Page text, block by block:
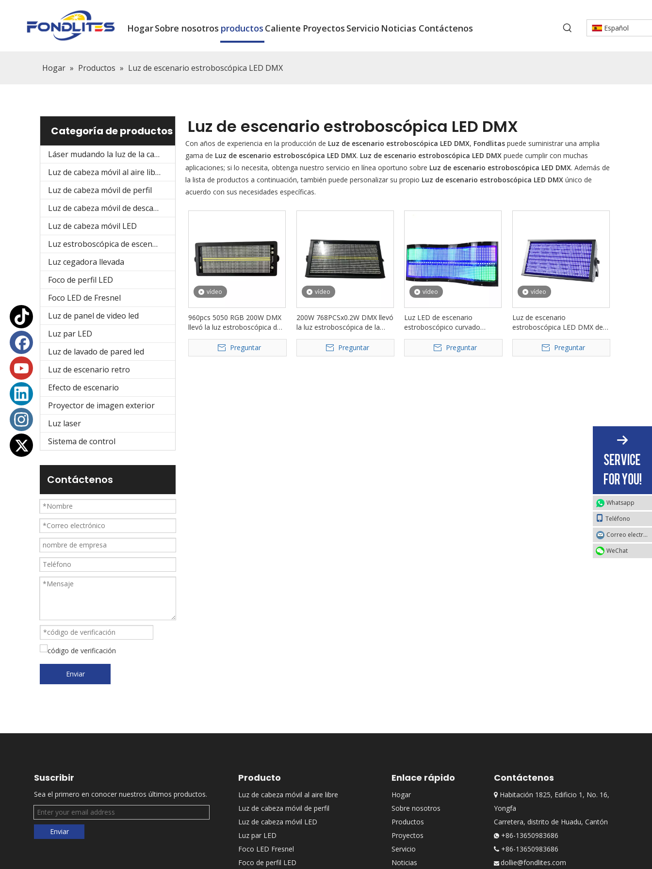
HogarSobre nosotros productos Caliente Proyectos Servicio Noticias Contáctenos Español
Hogar » Productos » Luz de escenario estroboscópica LED DMX
Categoría de productos
Láser mudando la luz de la cabeza
Luz de cabeza móvil al aire libre
Luz de cabeza móvil de perfil
Luz de cabeza móvil de descarga
Luz de cabeza móvil LED
Luz estroboscópica de escenario
Luz cegadora llevada
Foco de perfil LED
Foco LED de Fresnel
Luz de panel de video led
Luz par LED
Luz de lavado de pared led
Luz de escenario retro
Efecto de escenario
Proyector de imagen exterior
Luz laser
Sistema de control
Contáctenos
Enviar
Luz de escenario estroboscópica LED DMX
Con años de experiencia en la producción de Luz de escenario estroboscópica LED DMX, Fondlitas puede suministrar una amplia
gama de Luz de escenario estroboscópica LED DMX. Luz de escenario estroboscópica LED DMX puede cumplir con muchas
aplicaciones; si lo necesita, obtenga nuestro servicio en línea oportuno sobre Luz de escenario estroboscópica LED DMX. Además de
la lista de productos a continuación, también puede personalizar su propio Luz de escenario estroboscópica LED DMX único de
acuerdo con sus necesidades específicas.
vídeo
960pcs 5050 RGB 200W DMX
llevó la luz estroboscópica de
club nocturno FD-ST200A
Preguntar
vídeo
200W 768PCSx0.2W DMX llevó
la luz estroboscópica de la
FD-ST200
Preguntar
vídeo
Luz LED de escenario
estroboscópico curvado
discoteca de fiesta FD-ST350
Preguntar
vídeo
Luz de escenario
estroboscópica LED DMX de
eventos de clubes FD-ST200A
Preguntar
Suscribir
Sea el primero en conocer nuestros últimos productos.
Enviar
Whatsapp
Teléfono
Correo electrónico
WeChat
Producto
Luz de cabeza móvil al aire libre
Luz de cabeza móvil de perfil
Luz de cabeza móvil LED
Luz par LED
Foco LED Fresnel
Foco de perfil LED
Enlace rápido
Hogar
Sobre nosotros
Productos
Proyectos
Servicio
Noticias
Contáctenos
Habitación 1825, Edificio 1, No. 16,
Yongfa
Carretera, distrito de Huadu, Cantón
+86-13650983686
+86-13650983686
 dollie@fondlites.com